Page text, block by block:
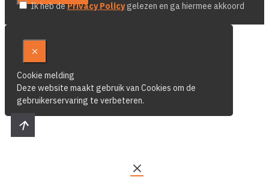
Ik heb dePrivacy Policygelezen en ga hiermee akkoord
Cookie melding
Deze website maakt gebruik van Cookies om de
gebruikerservaring te verbeteren.